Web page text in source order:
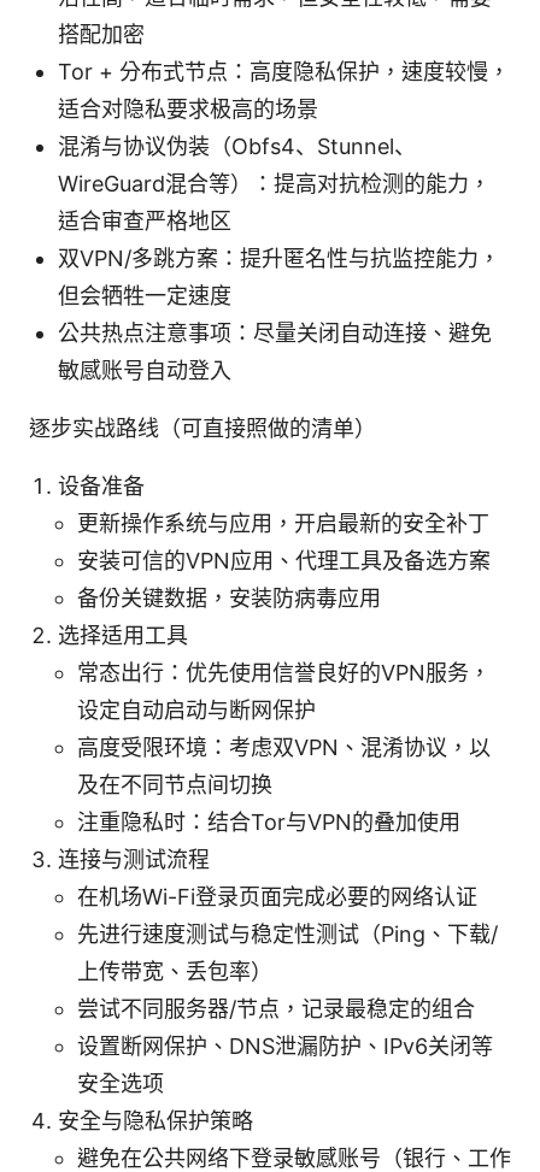
搭配加密
Tor + 分布式节点：高度隐私保护，速度较慢，
适合对隐私要求极高的场景
混淆与协议伪装（Obfs4、Stunnel、
WireGuard混合等）：提高对抗检测的能力，
适合审查严格地区
双VPN/多跳方案：提升匿名性与抗监控能力，
但会牺牲一定速度
公共热点注意事项：尽量关闭自动连接、避免
敏感账号自动登入
逐步实战路线（可直接照做的清单）
设备准备
更新操作系统与应用，开启最新的安全补丁
安装可信的VPN应用、代理工具及备选方案
备份关键数据，安装防病毒应用
选择适用工具
常态出行：优先使用信誉良好的VPN服务，
设定自动启动与断网保护
高度受限环境：考虑双VPN、混淆协议，以
及在不同节点间切换
注重隐私时：结合Tor与VPN的叠加使用
连接与测试流程
在机场Wi-Fi登录页面完成必要的网络认证
先进行速度测试与稳定性测试（Ping、下载/
上传带宽、丢包率）
尝试不同服务器/节点，记录最稳定的组合
设置断网保护、DNS泄漏防护、IPv6关闭等
安全选项
安全与隐私保护策略
避免在公共网络下登录敏感账号（银行、工作